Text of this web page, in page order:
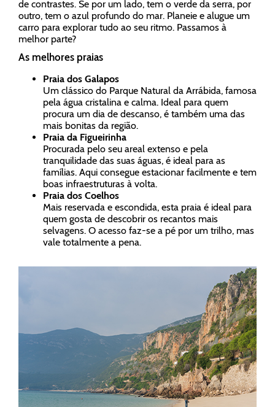
de contrastes. Se por um lado, tem o verde da serra, por
outro, tem o azul profundo do mar. Planeie e alugue um
carro para explorar tudo ao seu ritmo. Passamos à
melhor parte?
As melhores praias
Praia dos Galapos
Um clássico do Parque Natural da Arrábida, famosa
pela água cristalina e calma. Ideal para quem
procura um dia de descanso, é também uma das
mais bonitas da região.
Praia da Figueirinha
Procurada pelo seu areal extenso e pela
tranquilidade das suas águas, é ideal para as
famílias. Aqui consegue estacionar facilmente e tem
boas infraestruturas à volta.
Praia dos Coelhos
Mais reservada e escondida, esta praia é ideal para
quem gosta de descobrir os recantos mais
selvagens. O acesso faz-se a pé por um trilho, mas
vale totalmente a pena.